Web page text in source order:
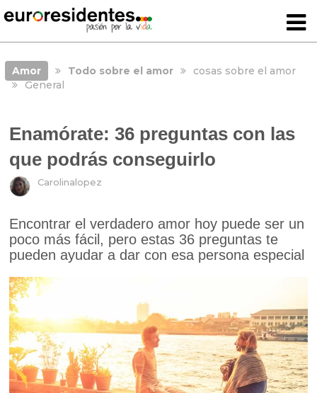
Amor Todo sobre el amor
cosas sobre el amor
General
Enamórate: 36 preguntas con las
que podrás conseguirlo
Carolinalopez
Encontrar el verdadero amor hoy puede ser un
poco más fácil, pero estas 36 preguntas te
pueden ayudar a dar con esa persona especial